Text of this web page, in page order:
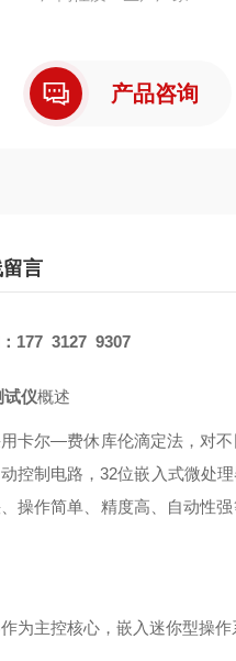
产品咨询
言
177 3127 9307
试仪概述
卡尔—费休库伦滴定法，对
控制电路，32位嵌入式微处
操作简单、精度高、自动性
为主控核心，嵌入迷你型操作